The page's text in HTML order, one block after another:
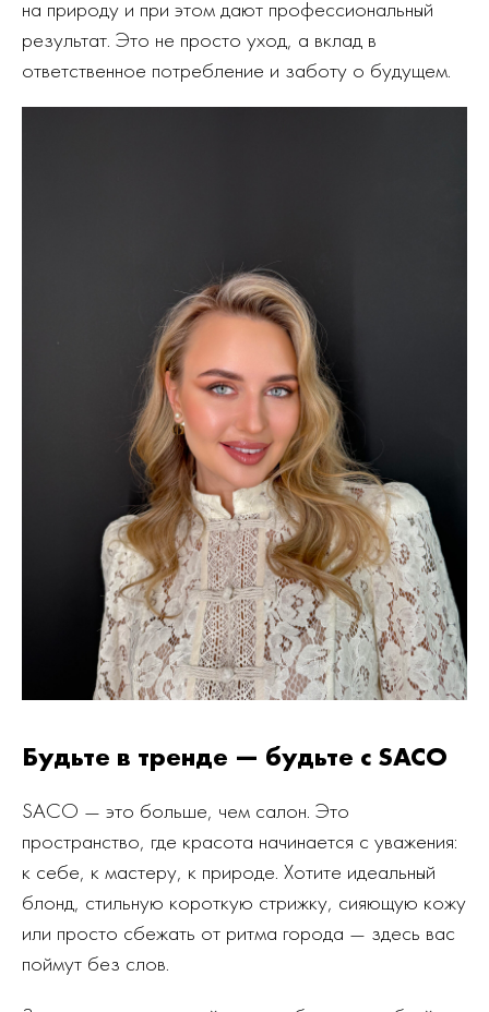
на природу и при этом дают профессиональный
результат. Это не просто уход, а вклад в
ответственное потребление и заботу о будущем.
Будьте в тренде — будьте с SACO
SACO — это больше, чем салон. Это
пространство, где красота начинается с уважения:
к себе, к мастеру, к природе. Хотите идеальный
блонд, стильную короткую стрижку, сияющую кожу
или просто сбежать от ритма города — здесь вас
поймут без слов.